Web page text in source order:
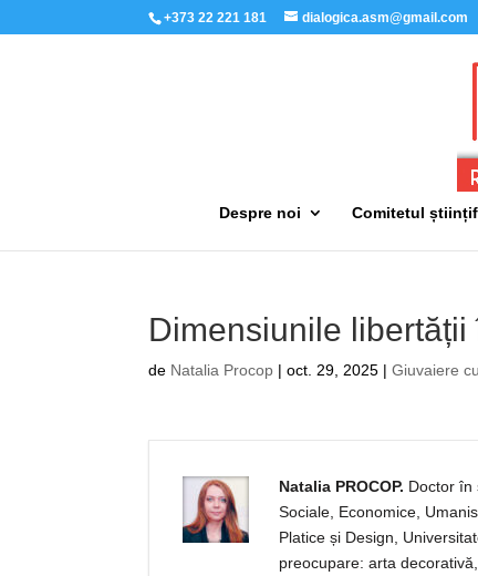
+373 22 221 181 dialogica.asm@gmail.com
Despre noi Comitetul
Dimensiunile
de Natalia Procop |oct. 29, 2025 |Giuvaiere
Natalia PROCOP. Doctor în
Sociale, Economice,
Platice și Design,
preocupare: arta